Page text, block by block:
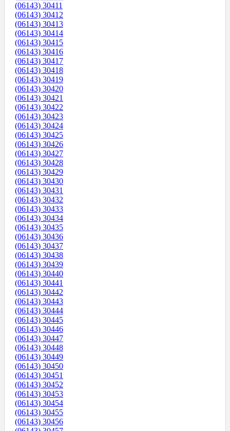
(06143) 30411
(06143) 30412
(06143) 30413
(06143) 30414
(06143) 30415
(06143) 30416
(06143) 30417
(06143) 30418
(06143) 30419
(06143) 30420
(06143) 30421
(06143) 30422
(06143) 30423
(06143) 30424
(06143) 30425
(06143) 30426
(06143) 30427
(06143) 30428
(06143) 30429
(06143) 30430
(06143) 30431
(06143) 30432
(06143) 30433
(06143) 30434
(06143) 30435
(06143) 30436
(06143) 30437
(06143) 30438
(06143) 30439
(06143) 30440
(06143) 30441
(06143) 30442
(06143) 30443
(06143) 30444
(06143) 30445
(06143) 30446
(06143) 30447
(06143) 30448
(06143) 30449
(06143) 30450
(06143) 30451
(06143) 30452
(06143) 30453
(06143) 30454
(06143) 30455
(06143) 30456